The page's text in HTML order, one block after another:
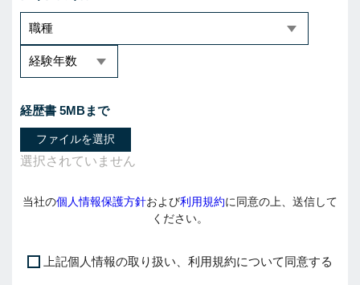
経歴書 5MBまで
ファイルを選択
当社の個人情報保護方針および利用規約に同意の上、送信して
ください。
上記個人情報の取り扱い、利用規約について同意する